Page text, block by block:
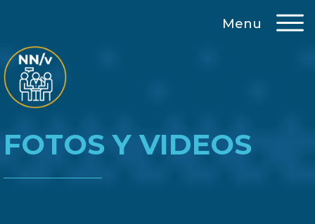
Menu
FOTOS Y VIDEOS